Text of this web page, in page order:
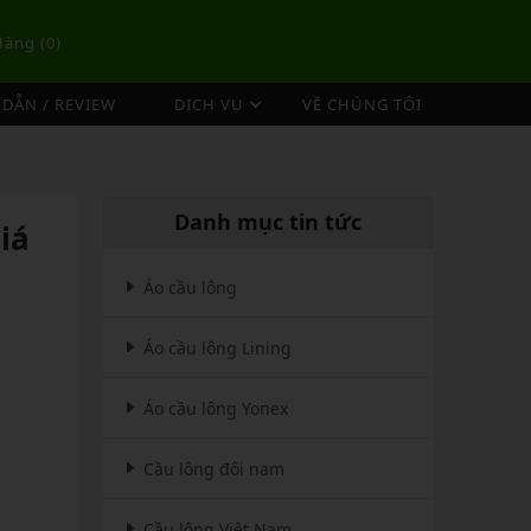
(0)
Túi Cầu Lông Lining
Túi Cầu Lông Victor
Túi Cầu Lông Apavi
MÁY ĐAN
/ REVIEW
DỊCH VỤ
VỀ CHÚNG TÔI
Danh mục tin tức
Áo cầu lông
Áo cầu lông Lining
Áo cầu lông Yonex
Cầu lông đôi nam